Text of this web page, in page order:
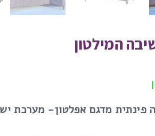
המילטון
פינתית מדגם אפלטון- מערכת